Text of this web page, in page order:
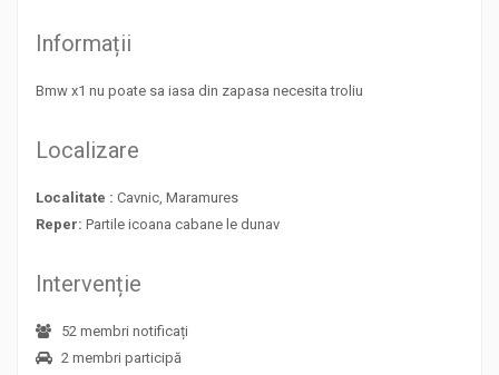
Informații
Bmw x1 nu poate sa iasa din zapasa necesita troliu
Localizare
Localitate : Cavnic, Maramures
Reper: Partile icoana cabane le dunav
Intervenție
52 membri notificați
2 membri participă